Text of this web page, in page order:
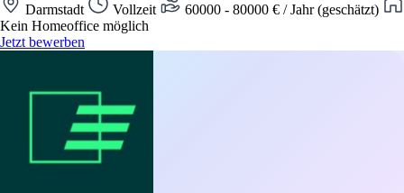
Darmstadt Vollzeit
60000 - 80000 € / Jahr (geschätzt)
Kein Homeoffice möglich
Jetzt bewerben